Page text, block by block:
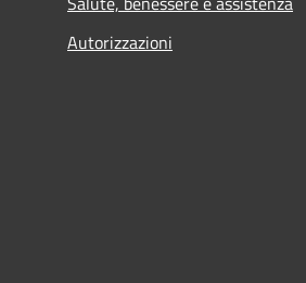
Autorizzazioni